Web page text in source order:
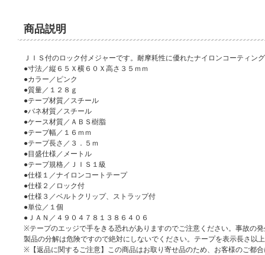
商品説明
ＪＩＳ付のロック付メジャーです。耐摩耗性に優れたナイロンコーティ
●寸法／縦６５Ｘ横６０Ｘ高さ３５ｍｍ
●カラー／ピンク
●質量／１２８ｇ
●テープ材質／スチール
●バネ材質／スチール
●ケース材質／ＡＢＳ樹脂
●テープ幅／１６ｍｍ
●テープ長さ／３．５ｍ
●目盛仕様／メートル
●テープ規格／ＪＩＳ１級
●仕様１／ナイロンコートテープ
●仕様２／ロック付
●仕様３／ベルトクリップ、ストラップ付
●単位／１個
●ＪＡＮ／４９０４７８１３８６４０６
※テープのエッジで手をきる恐れがありますのでご注意ください。事故の
製品の分解は危険ですので絶対にしないでください。テープを表示長さ以
※【返品に関するご注意】この商品はお取り寄せ品のため、お客様のご都